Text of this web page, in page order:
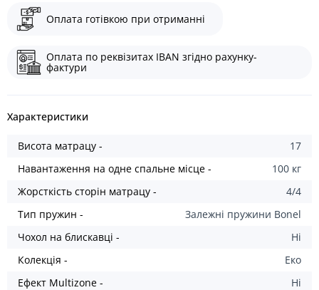
Оплата готівкою при отриманні
Оплата по реквізитах IBAN згідно рахунку-
фактури
Характеристики
Висота матрацу -
17
Навантаження на одне спальне місце -
100 кг
Жорсткість сторін матрацу -
4/4
Тип пружин -
Залежні пружини Bonel
Чохол на блискавці -
Ні
Колекція -
Eкo
Ефект Multizone -
Ні